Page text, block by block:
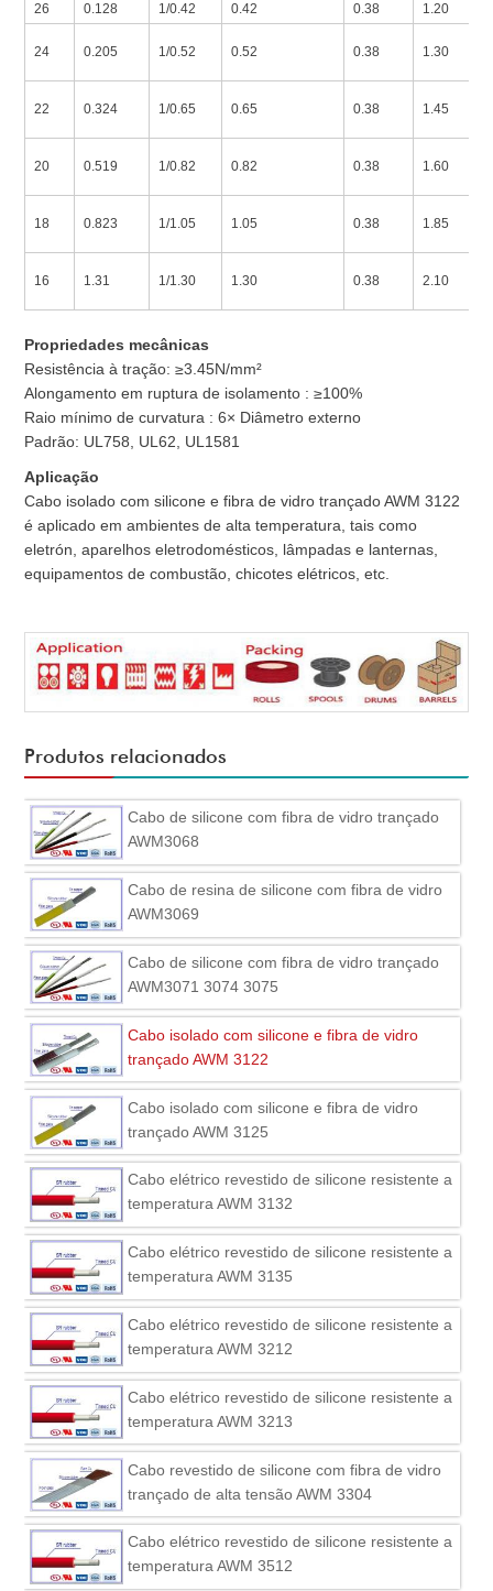
26 0.128 1/0.42 0.42 0.38 1.20
24 0.205 1/0.52 0.52 0.38 1.30
22 0.324 1/0.65 0.65 0.38 1.45
20 0.519 1/0.82 0.82 0.38 1.60
18 0.823 1/1.05 1.05 0.38 1.85
16 1.31 1/1.30 1.30 0.38 2.10
Propriedades mecânicas
Resistência à tração: ≥3.45N/mm²
Alongamento em ruptura de isolamento : ≥100%
Raio mínimo de curvatura : 6× Diâmetro externo
Padrão: UL758, UL62, UL1581
Aplicação
Cabo isolado com silicone e fibra de vidro trançado AWM 3122
é aplicado em ambientes de alta temperatura, tais como
eletrón, aparelhos eletrodomésticos, lâmpadas e lanternas,
equipamentos de combustão, chicotes elétricos, etc.
Produtos relacionados
Cabo de silicone com fibra de vidro trançado
AWM3068
Cabo de resina de silicone com fibra de vidro
AWM3069
Cabo de silicone com fibra de vidro trançado
AWM3071 3074 3075
Cabo isolado com silicone e fibra de vidro
trançado AWM 3122
Cabo isolado com silicone e fibra de vidro
trançado AWM 3125
Cabo elétrico revestido de silicone resistente a
temperatura AWM 3132
Cabo elétrico revestido de silicone resistente a
temperatura AWM 3135
Cabo elétrico revestido de silicone resistente a
temperatura AWM 3212
Cabo elétrico revestido de silicone resistente a
temperatura AWM 3213
Cabo revestido de silicone com fibra de vidro
trançado de alta tensão AWM 3304
Cabo elétrico revestido de silicone resistente a
temperatura AWM 3512